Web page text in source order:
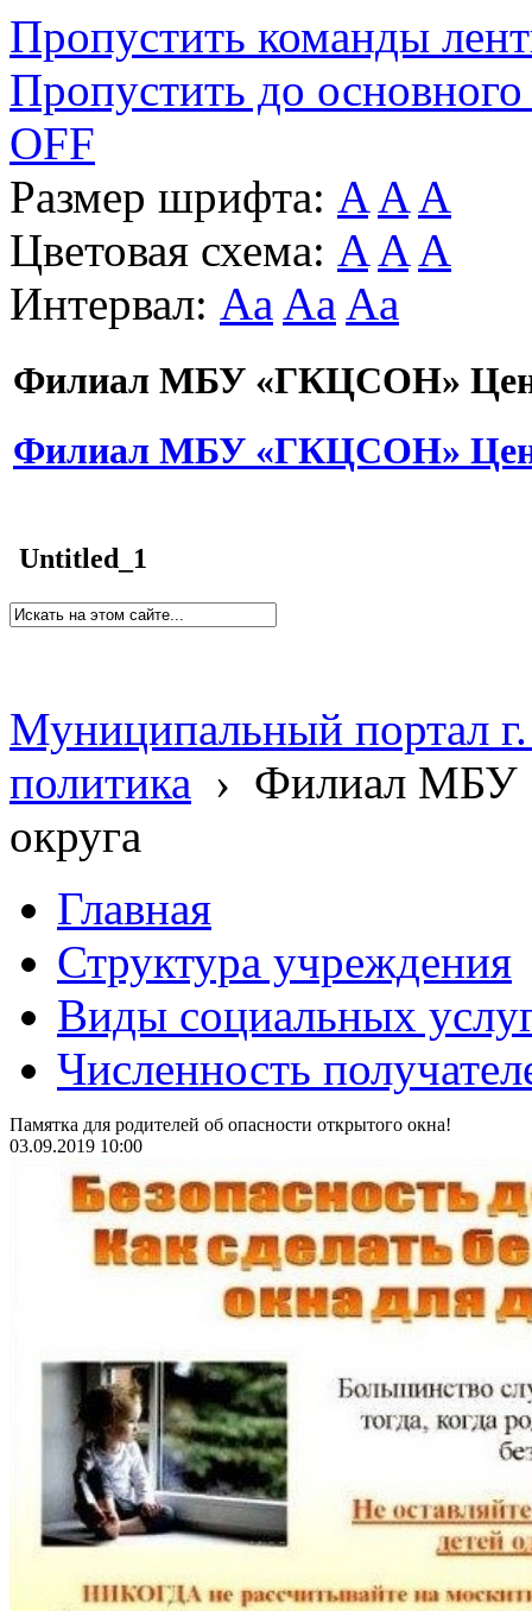
Пропустить команды
Пропустить до основного
OFF
Размер шрифта: A A A
Цветовая схема: A A A
Интервал: Aa Aa Aa
Филиал МБУ «ГКЦСОН»
Филиал МБУ «ГКЦСОН»
Untitled_1
Муниципальный портал
политика › Филиал МБУ
округа
Главная
Структура учреждения
Виды социальных
Численность
Памятка для родителей об опасности открытого окна!
03.09.2019 10:00